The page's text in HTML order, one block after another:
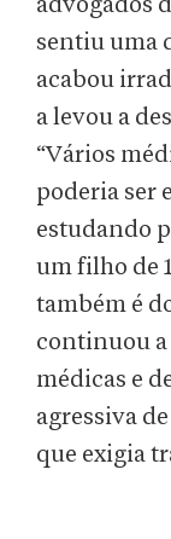
advogados
sentiu uma
acabou
a levou a
“Vários
poderia ser
estudando
um filho de
também é
continuou a
médicas e
agressiva
que exigia